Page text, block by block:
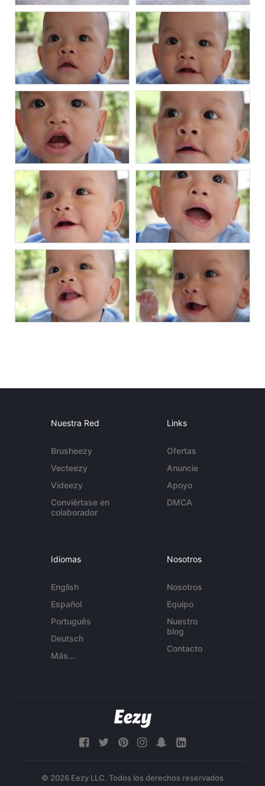
Nuestra Red
Brusheezy
Vecteezy
Videezy
Conviértase en
colaborador
Links
Ofertas
Anuncie
Apoyo
DMCA
Idiomas
English
Español
Português
Deutsch
Más...
Nosotros
Nosotros
Equipo
Nuestro
blog
Contacto
© 2026 Eezy LLC. Todos los derechos reservados